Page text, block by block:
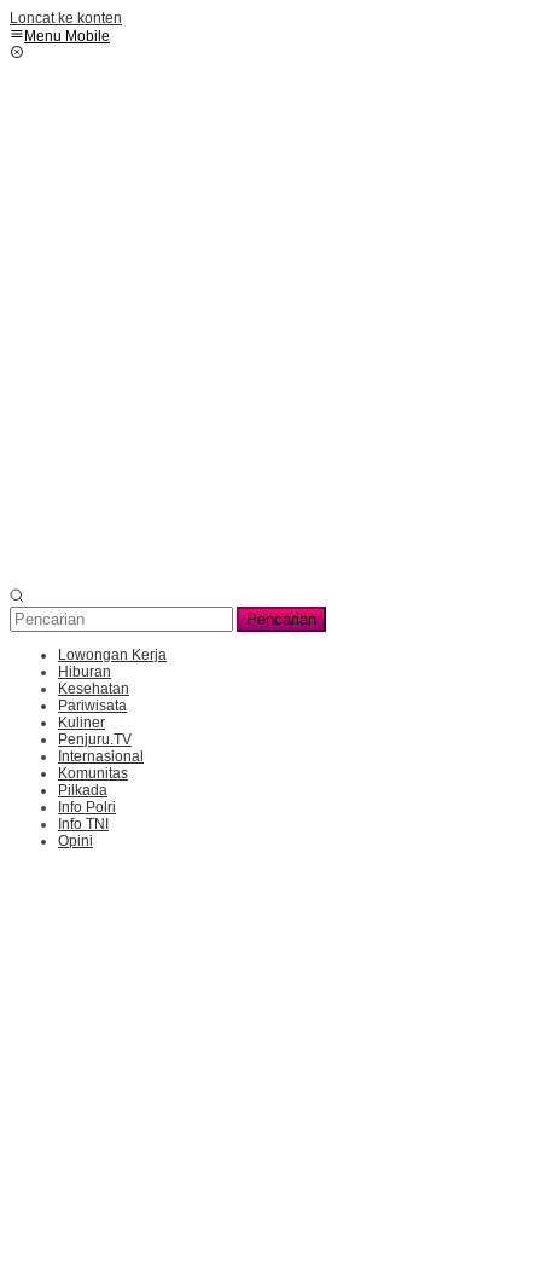
Loncat ke konten
Menu Mobile
Pencarian
Lowongan Kerja
Hiburan
Kesehatan
Pariwisata
Kuliner
Penjuru.TV
Internasional
Komunitas
Pilkada
Info Polri
Info TNI
Opini